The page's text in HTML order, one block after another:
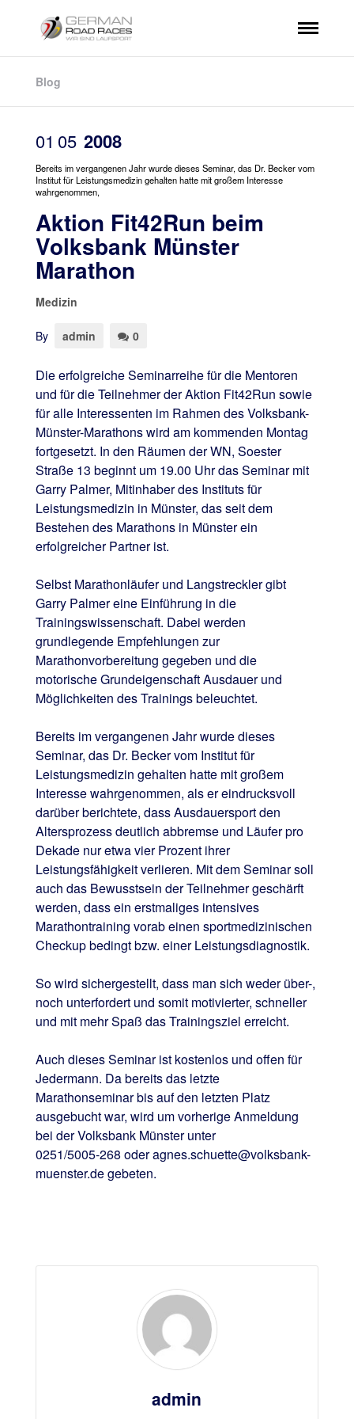
Blog
01 05 2008
Bereits im vergangenen Jahr wurde dieses Seminar, das Dr. Becker vom
Institut für Leistungsmedizin gehalten hatte mit großem Interesse
wahrgenommen,
Aktion Fit42Run beim
Volksbank Münster
Marathon
Medizin
By admin 0
Die erfolgreiche Seminarreihe für die Mentoren
und für die Teilnehmer der Aktion Fit42Run sowie
für alle Interessenten im Rahmen des Volksbank-
Münster-Marathons wird am kommenden Montag
fortgesetzt. In den Räumen der WN, Soester
Straße 13 beginnt um 19.00 Uhr das Seminar mit
Garry Palmer, Mitinhaber des Instituts für
Leistungsmedizin in Münster, das seit dem
Bestehen des Marathons in Münster ein
erfolgreicher Partner ist.
Selbst Marathonläufer und Langstreckler gibt
Garry Palmer eine Einführung in die
Trainingswissenschaft. Dabei werden
grundlegende Empfehlungen zur
Marathonvorbereitung gegeben und die
motorische Grundeigenschaft Ausdauer und
Möglichkeiten des Trainings beleuchtet.
Bereits im vergangenen Jahr wurde dieses
Seminar, das Dr. Becker vom Institut für
Leistungsmedizin gehalten hatte mit großem
Interesse wahrgenommen, als er eindrucksvoll
darüber berichtete, dass Ausdauersport den
Altersprozess deutlich abbremse und Läufer pro
Dekade nur etwa vier Prozent ihrer
Leistungsfähigkeit verlieren. Mit dem Seminar soll
auch das Bewusstsein der Teilnehmer geschärft
werden, dass ein erstmaliges intensives
Marathontraining vorab einen sportmedizinischen
Checkup bedingt bzw. einer Leistungsdiagnostik.
So wird sichergestellt, dass man sich weder über-,
noch unterfordert und somit motivierter, schneller
und mit mehr Spaß das Trainingsziel erreicht.
Auch dieses Seminar ist kostenlos und offen für
Jedermann. Da bereits das letzte
Marathonseminar bis auf den letzten Platz
ausgebucht war, wird um vorherige Anmeldung
bei der Volksbank Münster unter
0251/5005-268 oder agnes.schuette@volksbank-
muenster.de gebeten.
admin